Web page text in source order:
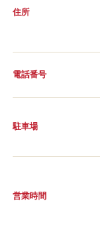
住所
電話番号
駐車場
営業時間